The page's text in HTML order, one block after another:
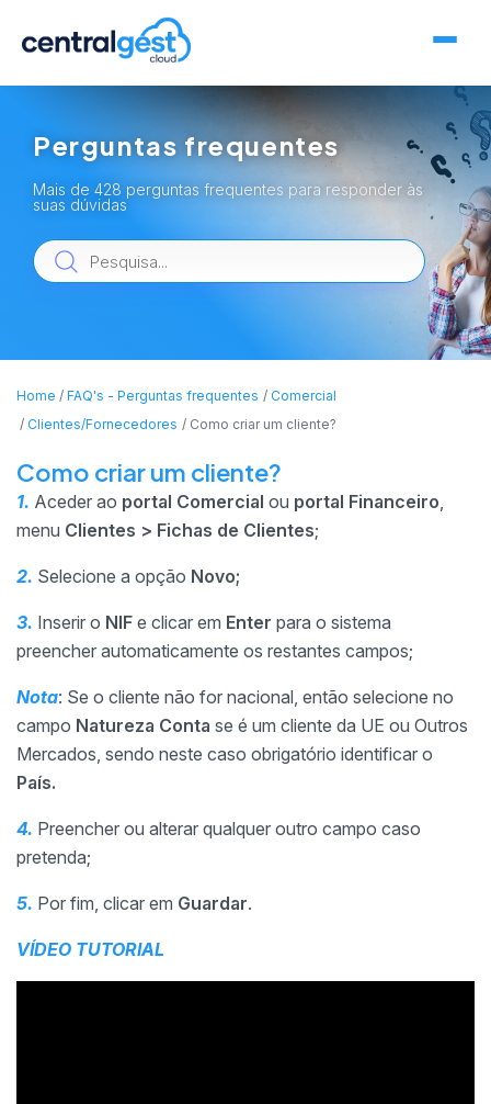
Perguntas frequentes
Mais de 428 perguntas frequentes para responder às
suas dúvidas
Home FAQ's - Perguntas frequentes
Comercial
Clientes/Fornecedores
Como criar um cliente?
Como criar um cliente?
1. Aceder ao portal Comercial ou portal Financeiro,
menu Clientes > Fichas de Clientes;
2. Selecione a opção Novo;
3. Inserir o NIF e clicar em Enter para o sistema
preencher automaticamente os restantes campos;
Nota: Se o cliente não for nacional, então selecione no
campo Natureza Conta se é um cliente da UE ou Outros
Mercados, sendo neste caso obrigatório identificar o
País.
4. Preencher ou alterar qualquer outro campo caso
pretenda;
5. Por fim, clicar em Guardar.
VÍDEO TUTORIAL